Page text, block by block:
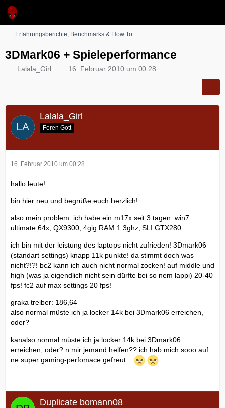
Erfahrungsberichte, Benchmarks & How To
3DMark06 + Spieleperformance
Lalala_Girl 16. Februar 2010 um 00:28
Lalala_Girl
Foren Gott
16. Februar 2010 um 00:28
hallo leute!
bin hier neu und begrüße euch herzlich!
also mein problem: ich habe ein m17x seit 3 tagen. win7
ultimate 64x, QX9300, 4gig RAM 1.3ghz, SLI GTX280.
ich bin mit der leistung des laptops nicht zufrieden! 3Dmark06
(standart settings) knapp 11k punkte! da stimmt doch was
nicht?!?! bc2 kann ich auch nicht normal zocken! auf middle und
high (was ja eigendlich nicht sein dürfte bei so nem lappi) 20-40
fps! fc2 auf max settings 20 fps!
graka treiber: 186,64
also normal müste ich ja locker 14k bei 3Dmark06 erreichen,
oder?
kanalso normal müste ich ja locker 14k bei 3Dmark06
erreichen, oder? n mir jemand helfen?? ich hab mich sooo auf
ne super gaming-perfomace gefreut...
Duplicate bomann08